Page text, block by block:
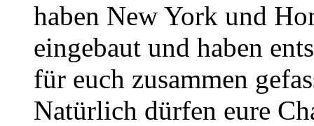
haben New York und
eingebaut und haben
für euch zusammen
Natürlich dürfen eure